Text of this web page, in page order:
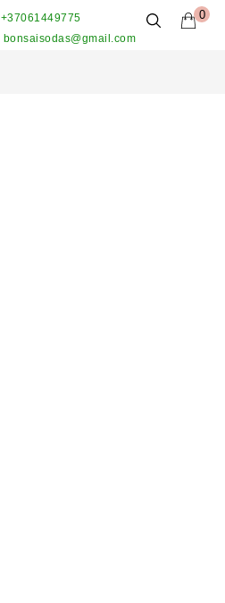
0
+37061449775
bonsaisodas@gmail.com